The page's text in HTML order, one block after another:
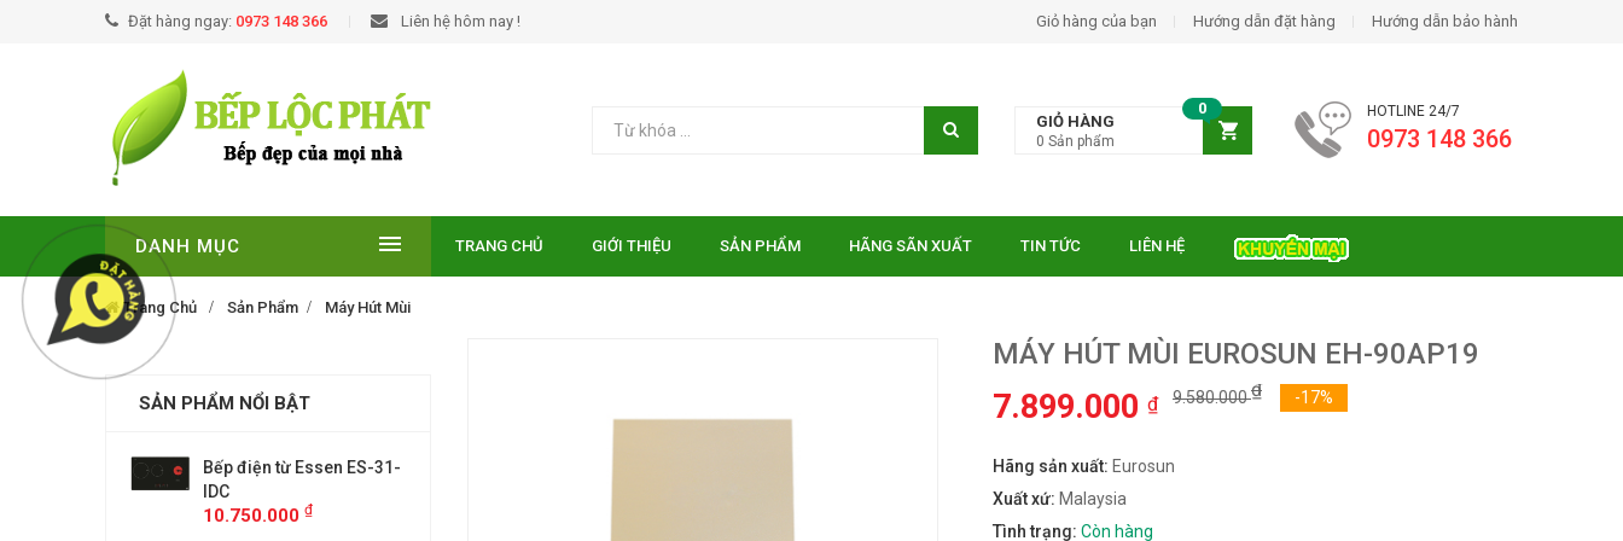
Đặt hàng ngay: 0973 148 366 Liên hệ hôm nay ! Giỏ hàng của bạn Hướng dẫn đặt hàng Hướng dẫn bảo hành
HOTLINE 24/7
0973 148 366
GIỎ HÀNG
0
0 Sản phẩm
DANH MỤC TRANG CHỦ GIỚI THIỆU SẢN PHẨM HÃNG SÃN XUẤT TIN TỨC LIÊN HỆ
Trang Chủ Sản Phẩm Máy Hút Mùi
MÁY HÚT MÙI EUROSUN EH-90AP19
7.899.000 ₫ 9.580.000₫ -17%
Hãng sản xuất: Eurosun
Xuất xứ: Malaysia
Tình trạng: Còn hàng
SẢN PHẨM NỔI BẬT
Bếp điện từ Essen ES-31-
IDC
10.750.000 ₫